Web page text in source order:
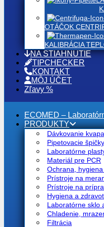
OTÁČOK
KALIBRÁCIA
NA STIAHNUTIE
TIPCHECKER
KONTAKT
MÔJ ÚČET
Zľavy %
ECOMED –
PRODUKTY
Dávkovanie
Pipetovacie špičky
Laboratórne
Materiál pre PCR
Ochrana,
Prístroje na
Prístroje na
Hygiena a
Laboratórne sklo
Chladenie,
Filtrácia